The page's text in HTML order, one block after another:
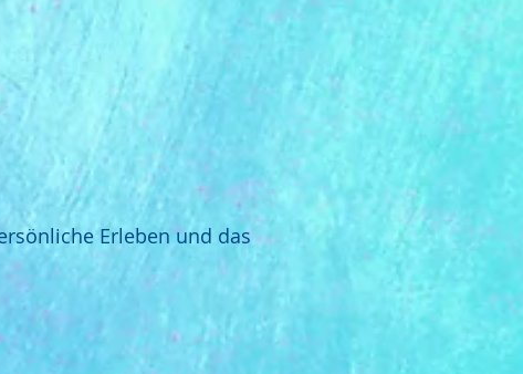
Erleben und das